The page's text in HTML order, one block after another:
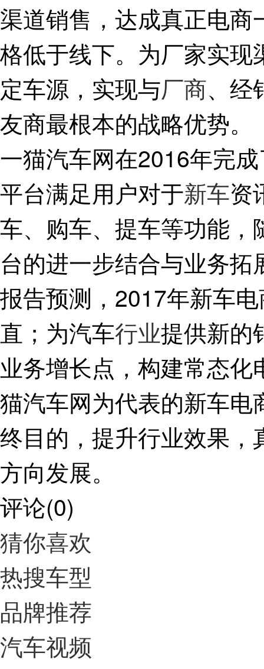
渠道销售，达成真正电商
格低于线下。为厂家实
定车源，实现与厂商、经
友商最根本的战略优势。
一猫汽车网在2016年完
平台满足用户对于新车资
车、购车、提车等功能
台的进一步结合与业务
报告预测，2017年新车
直；为汽车行业提供新的
业务增长点，构建常态
猫汽车网为代表的新车
终目的，提升行业效果，
方向发展。
评论(0)
猜你喜欢
热搜车型
品牌推荐
汽车视频